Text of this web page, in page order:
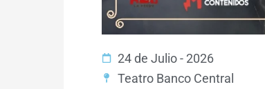
24 de Julio - 2026
Teatro Banco Central